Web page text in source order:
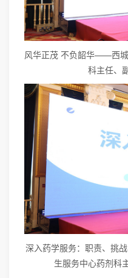
风华正茂 不负韶华——西
科主任、
深入药学服务：职责、挑
生服务中心药剂科